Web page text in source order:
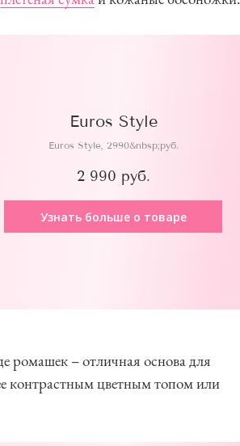
Euros Style
Euros Style, 2990&nbsp;руб.
2 990 руб.
Узнать больше о товаре
ромашек – отличная основа для
контрастным цветным топом или